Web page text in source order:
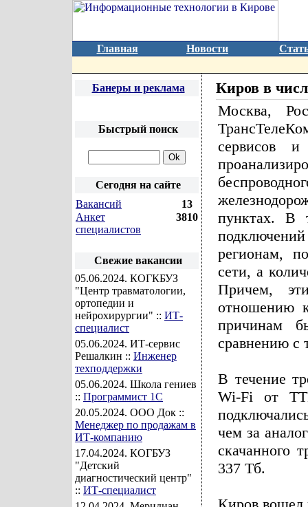
Главная Новости
Банеры и реклама
Быстрый поиск
Сегодня на сайте
Вакансий
13
Анкет
специалистов
3810
Свежие вакансии
05.06.2024. КОГКБУЗ
"Центр травматологии,
ортопедии и
нейрохирургии" :: ИТ-
специалист
05.06.2024. ИТ-сервис
Решалкин :: Инженер
техподдержки
05.06.2024. Школа гениев
:: Программист 1С
20.05.2024. ООО Док ::
Менеджер по продажам в
ИТ-компанию
17.04.2024. КОГБУЗ
"Детский
диагностический центр"
:: ИТ-специалист
Киров в
Москва,
сервисов
пунктах. В
регионам,
сети, а
Причем,
отношению
причинам
сравнению с
В течение
Wi-Fi от
чем за
скачанного
337 Тб.